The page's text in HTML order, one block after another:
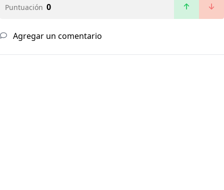
Puntuación 0
Agregar un comentario